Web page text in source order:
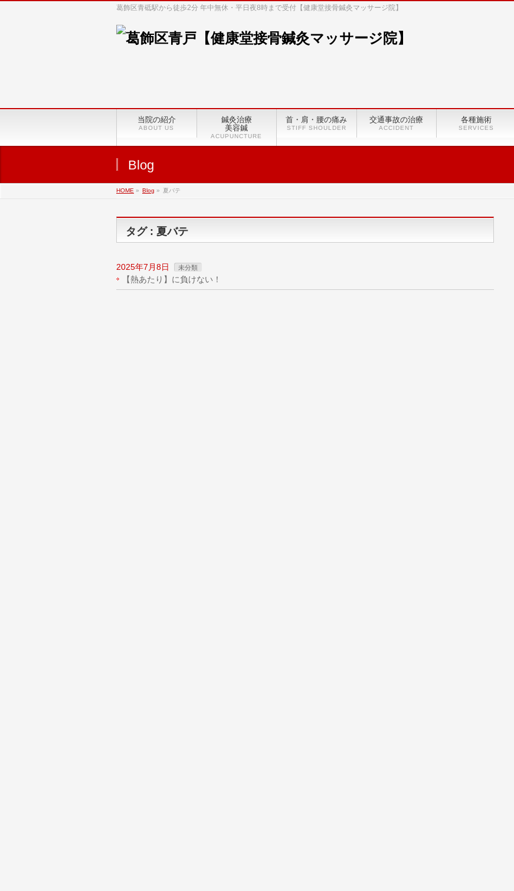
葛飾区青砥駅から徒歩2分 年中無休・平日夜8時まで受付【健康堂接骨鍼灸マッサージ院】
当院の紹介
ABOUT US
鍼灸治療
美容鍼
ACUPUNCTURE
首・肩・腰の痛み
STIFF SHOULDER
交通事故の治療
ACCIDENT
各種施術
SERVICES
Blog
HOME » Blog » 夏バテ
タグ : 夏バテ
2025年7月8日 未分類
【熱あたり】に負けない！